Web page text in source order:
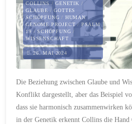
COLLINS/GENETIK /
GLAUBE /GOTTES
SCHÖPFUNG / HUMAN
GENOME PROJECT/ PSALM
19 /SCHÖPFUNG /
WISSENSCHAFT
26. MAI 2024
Die Beziehung zwischen Glaube und
Konflikt dargestellt, aber das Beispiel
dass sie harmonisch zusammenwirken
in der Genetik erkennt Collins die Hand